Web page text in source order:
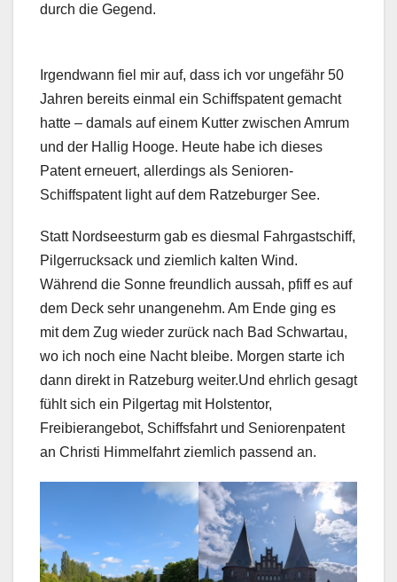
durch die Gegend.
Irgendwann fiel mir auf, dass ich vor ungefähr 50
Jahren bereits einmal ein Schiffspatent gemacht
hatte – damals auf einem Kutter zwischen Amrum
und der Hallig Hooge. Heute habe ich dieses
Patent erneuert, allerdings als Senioren-
Schiffspatent light auf dem Ratzeburger See.
Statt Nordseesturm gab es diesmal Fahrgastschiff,
Pilgerrucksack und ziemlich kalten Wind.
Während die Sonne freundlich aussah, pfiff es auf
dem Deck sehr unangenehm. Am Ende ging es
mit dem Zug wieder zurück nach Bad Schwartau,
wo ich noch eine Nacht bleibe. Morgen starte ich
dann direkt in Ratzeburg weiter.Und ehrlich gesagt
fühlt sich ein Pilgertag mit Holstentor,
Freibierangebot, Schiffsfahrt und Seniorenpatent
an Christi Himmelfahrt ziemlich passend an.